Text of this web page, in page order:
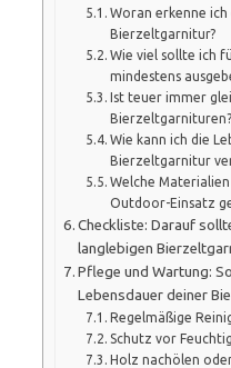
Woran erkenne
Bierzeltgarnitur?
Wie viel sollte ich
mindestens
Ist teuer immer
Bierzeltgarnituren?
Wie kann ich die
Bierzeltgarnitur
Welche
Outdoor-Einsatz
Checkliste: Darauf
langlebigen
Pflege und Wartung:
Lebensdauer deiner
Regelmäßige
Schutz vor
Holz nachölen